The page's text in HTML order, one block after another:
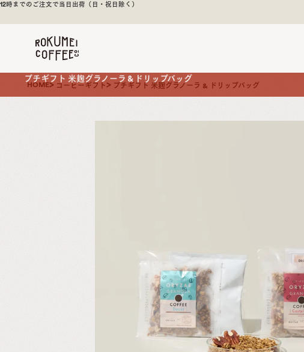
日
本
一
奈
良
焙煎後1週間以内の新鮮な豆をお届け
HOME コーヒーギフト プチギフト 米麹グラノーラ & ドリップバッグ